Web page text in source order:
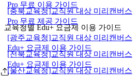
Pro 무료 이용 가이드
[충북교육청]교직원 대상 미리캔버스
Pro 무료 제공 가이드
교육청별 Edu+ 요금제 이용 가이드
[광주교육청]교직원 대상 미리캔버스
Edu+ 요금제 이용 가이드
[전북교육청]교직원 대상 미리캔버스
Edu+ 요금제 이용 가이드
[울산교육청]교직원 대상 미리캔버스